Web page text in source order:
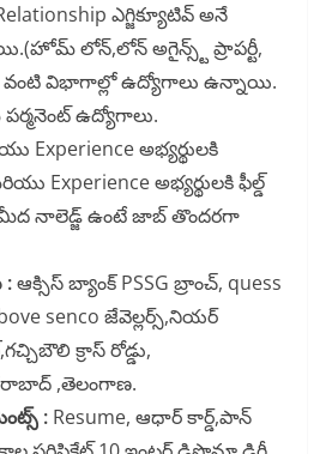
ఎగ్జిక్యూటివ్ అనే
లోన్,లోన్ అగైన్స్ట్ ప్రాపర్టీ,
వంటి విభాగాల్లో ఉద్యోగాలు ఉన్నాయి.
ఉద్యోగాలు.
Experience అభ్యర్థులకి
Experience అభ్యర్థులకి ఫీల్డ్
మీద నాలెడ్జ్ ఉంటే జాబ్ తొందరగా
:ఆక్సిస్ బ్యాంక్ PSSG బ్రాంచ్, quess
senco జేవెల్లర్స్,నియర్
క్రాస్ రోడ్డు,
,తెలంగాణ.
: Resume, ఆధార్ కార్డ్,పాన్